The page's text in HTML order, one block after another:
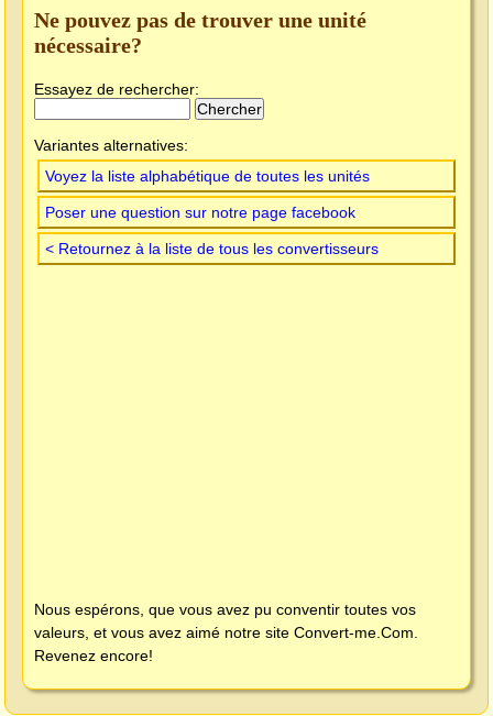
Ne pouvez pas de trouver une unité
nécessaire?
Essayez de rechercher:
Variantes alternatives:
Voyez la liste alphabétique de toutes les unités
Poser une question sur notre page facebook
< Retournez à la liste de tous les convertisseurs
Nous espérons, que vous avez pu conventir toutes vos
valeurs, et vous avez aimé notre site Convert-me.Com
Revenez encore!